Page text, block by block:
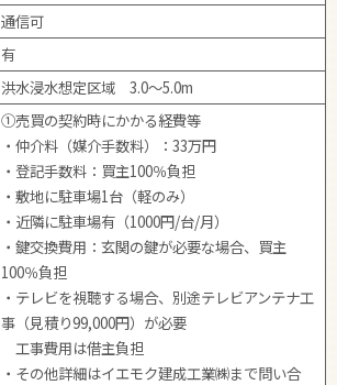
通信可
有
洪水浸水想定区域 3.0～5.0m
①売買の契約時にかかる経費等
・仲介料（媒介手数料）：33万円
・登記手数料：買主100％負担
・敷地に駐車場1台（軽のみ）
・近隣に駐車場有（1000円/台/月）
・鍵交換費用：玄関の鍵が必要な場合、買主
100％負担
・テレビを視聴する場合、別途テレビアンテナ工
事（見積り99,000円）が必要
工事費用は借主負担
・その他詳細はイエモク建成工業㈱まで問い合